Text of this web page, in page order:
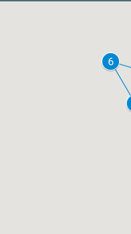
Senhor
região litorânea de